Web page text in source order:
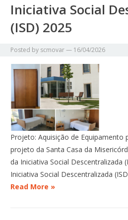
Iniciativa Social
(ISD) 2025
Posted by scmovar— 16/04/2026
Projeto: Aquisição de Equipamento
projeto da Santa Casa da
da Iniciativa Social Descentralizada
Iniciativa Social Descentralizada
Read More »